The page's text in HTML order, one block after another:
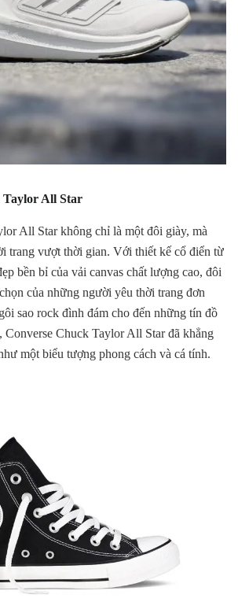
Taylor All Star
All Star không chỉ là một đôi giày, mà
trang vượt thời gian. Với thiết kế cổ điển từ
bền bỉ của vải canvas chất lượng cao, đôi
của những người yêu thời trang đơn
sao rock đình đám cho đến những tín đồ
Converse Chuck Taylor All Star đã khẳng
một biểu tượng phong cách và cá tính.